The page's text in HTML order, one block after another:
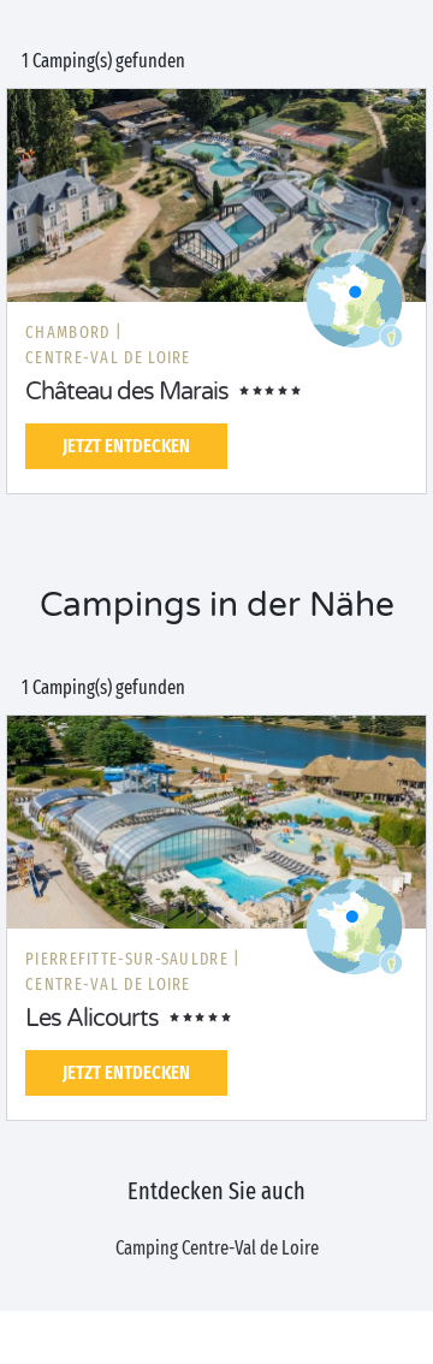
1 Camping(s) gefunden
CHAMBORD |
CENTRE-VAL DE LOIRE
Château des Marais
JETZT ENTDECKEN
Campings in der Nähe
1 Camping(s) gefunden
PIERREFITTE-SUR-SAULDRE |
CENTRE-VAL DE LOIRE
Les Alicourts
JETZT ENTDECKEN
Entdecken Sie auch
Camping Centre-Val de Loire